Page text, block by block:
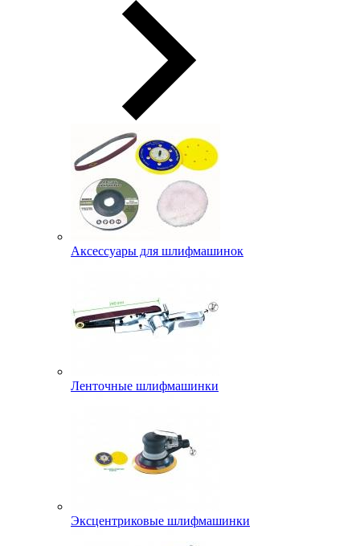
Аксессуары для шлифмашинок
Ленточные шлифмашинки
Эксцентриковые шлифмашинки